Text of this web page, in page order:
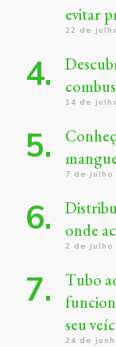
evitar
22 de
14 de
7 de julho
onde
2 de julho
Tubo
seu
24 de